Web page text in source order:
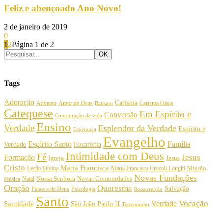
Feliz e abençoado Ano Novo!
2 de janeiro de 2019
0
1 2Página 1 de 2
Tags
Adoração Advento Amor de Deus Batismo Carisma Carisma Oásis
Catequese Consagração de vida Conversão Em Espírito e
VerdadeEnsino Esperança Esplendor da Verdade Espírito e
Verdade Espírito Santo Eucaristia Evangelho Família
Formação Fé Igreja Intimidade com Deus Jesus Jesus
Cristo Lectio Divina Maria Francisca Maria Francisca Crocoli Longhi Missão
Música Natal Nossa Senhora Novas Comunidades Novas Fundações
Oração Palavra de Deus Psicologia Quaresma Ressurreição Salvação
Santidade Santo São João Paulo II Testemunho Verdade Vocação